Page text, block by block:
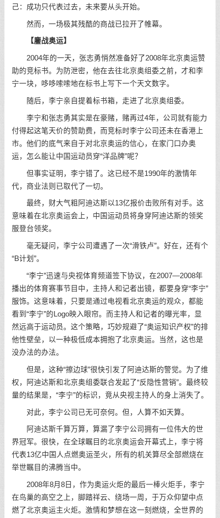
己：成功只代表过去，未来要从头开始。
然而，一场极其残酷的商战已拉开了帷幕。
【鏖战奥运】
2004年的一天，张志勇悄然准备好了2008年北京奥运赞
助的竞标书。为防泄密，他在去往北京奥组委之前，才和李
宁一块，哆哆嗦嗦地在标书上写下一个天文数字。
随后，李宁亲自提着标书箱，走进了北京奥组委。
李宁和张志勇其实是在豪赌，赌再过4年，公司就有能力
付得起这笔天价的赞助费，而竞标时李宁公司还未在香港上
市。他们的底气来自于对北京奥运的信心，在家门口办奥
运，怎么能让中国运动员穿“洋品牌”呢？
但事实证明，李宁错了。这已经不是1990年的激情年
代，商业法则已取代了一切。
最终，财大气粗阿迪达斯以13亿报价击败所有对手。这
意味着在北京奥运会上，中国运动员将身穿阿迪达斯的领奖
服登台领奖。
毫无疑问，李宁公司遭遇了一次“滑铁卢”。好在，还有个
“B计划”。
“李宁”迅速与央视体育频道签下协议，在2007—2008年
播出的体育赛事节目中，主持人和记者出镜，都要身穿“李宁”
服饰。这意味着，只要是通过电视看北京奥运的观众，都能
看到“李宁”的Logo映入眼帘。而主持人和记者的曝光率，显
然远高于运动员。这个策略，巧妙规避了“奥运知识产权”的排
他性壁垒，以一种极低成本拥抱了北京奥运。当然，这也是
没办法的办法。
但是，这种“擦边球”很快引发了阿迪达斯的警觉。为了维
权，阿迪达斯和北京奥组委联合发起了“反隐性营销”。最终较
量的结果是，“李宁”的标识，竟从央视主持人的身上消失了。
对此，李宁公司已无可奈何。但，人算不如天算。
阿迪达斯千算万算，算漏了李宁公司拥有一位伟大的世
界冠军。很快，在全球瞩目的北京奥运会开幕式上，李宁将
代表13亿中国人点燃奥运圣火，所有的机关算尽全部燃烧在
举世瞩目的沸腾当中。
2008年8月8日，作为奥运火炬的最后一棒火炬手，李宁
在鸟巢的高空之上，脚踏祥云、绕场一周，于万众仰望中点
燃了北京奥运主火炬。激情和梦想在这一刻燃烧，全世界的